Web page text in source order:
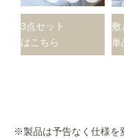
3点セット
はこちら
敷
単
※製品は予告なく仕様を